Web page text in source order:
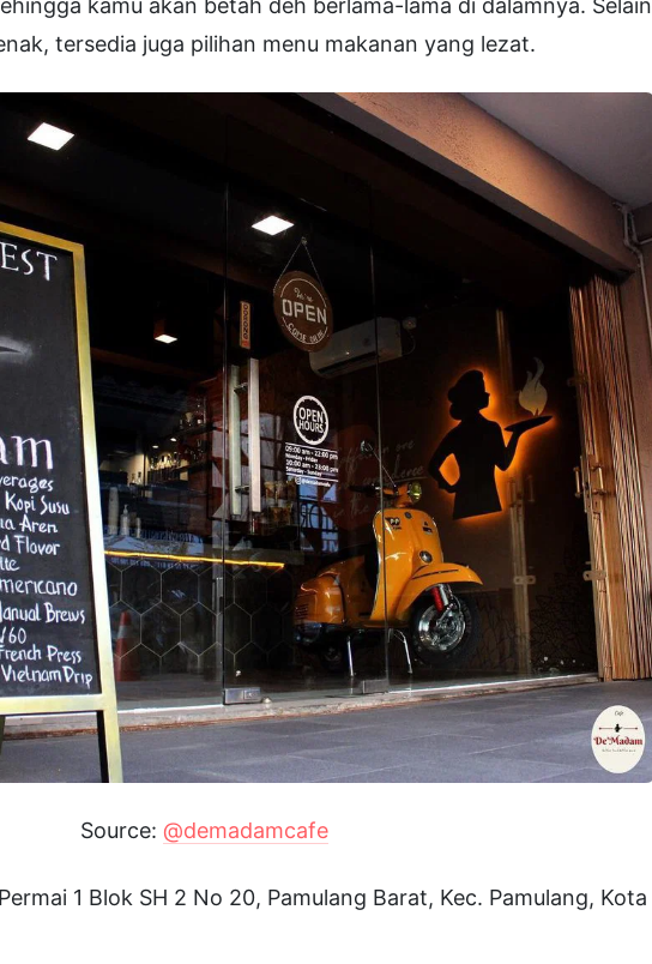
kamu akan betah deh berlama-lama di dalamnya. Selain
tersedia juga pilihan menu makanan yang lezat.
Source: @demadamcafe
1 Blok SH 2 No 20, Pamulang Barat, Kec. Pamulang, Kota